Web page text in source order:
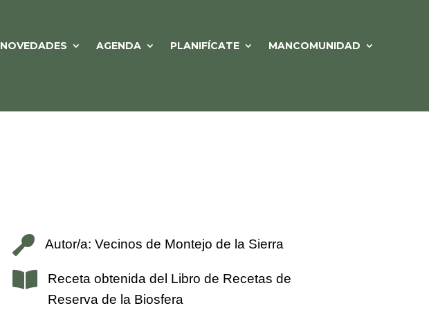
NOVEDADES AGENDA PLANIFÍCATE
MANCOMUNIDAD
 Autor/a: Vecinos de Montejo de la Sierra

Receta obtenida del Libro de Recetas de
Reserva de la Biosfera